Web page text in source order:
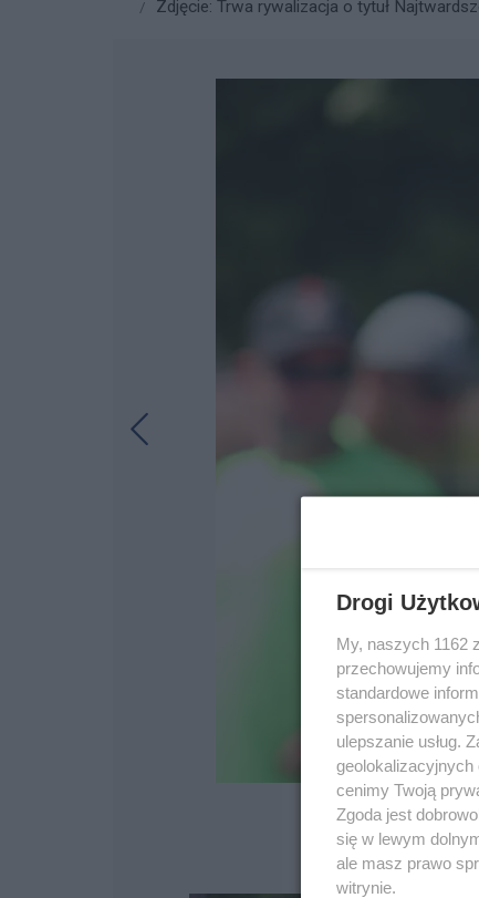
Zdjęcie: Trwa rywalizacja o tytuł
Drogi
My, naszych 1162
przechowujemy
standardowe
ulepszanie usług.
cenimy Twoją
Zgoda jest
się w lewym
ale masz prawo
witrynie.